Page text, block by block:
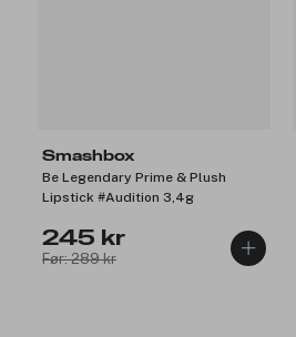
Smashbox
Be Legendary Prime & Plush
Lipstick #Audition 3,4g
245 kr
Før: 289 kr